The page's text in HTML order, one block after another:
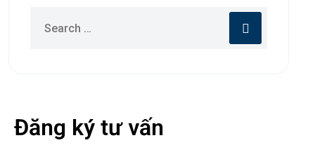
Đăng ký tư vấn